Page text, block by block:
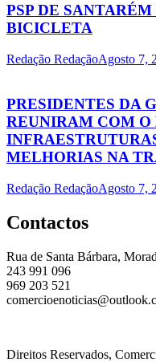
PSP DE
BICICLETA
Redação RedaçãoAgosto 7,
PRESIDENTES DA
REUNIRAM COM O
MELHORIAS NA
Redação RedaçãoAgosto 7,
Contactos
Rua de Santa Bárbara,
243 991 096
969 203 521
Direitos Reservados,